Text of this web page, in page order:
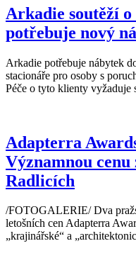
Arkadie soutěží
potřebuje nový
Arkadie potřebuje nábytek
stacionáře pro osoby s
Péče o tyto klienty vyžaduje
Adapterra
Významnou
Radlicích
/FOTOGALERIE/ Dva
letošních cen Adapterra
„krajinářské“ a